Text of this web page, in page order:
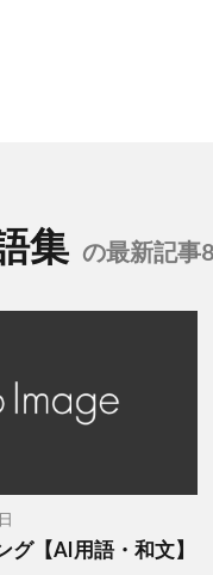
集 の最新記事
グ【AI用語・和文】